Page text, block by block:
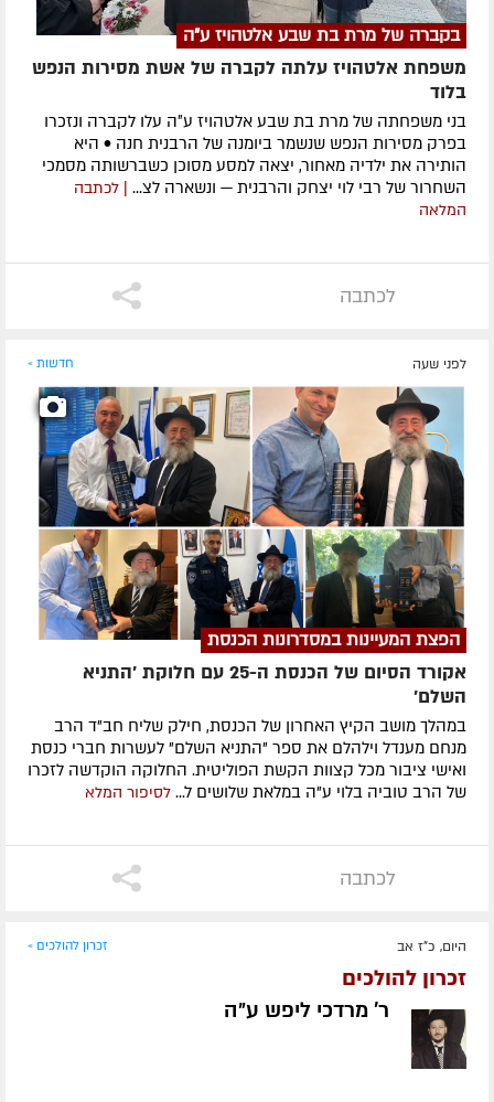
בקברה של מרת בת שבע אלטהויז ע"ה
משפחת אלטהויז עלתה לקברה של אשת מסירות הנפש
בלוד
בני משפחתה של מרת בת שבע אלטהויז ע״ה עלו לקברה ונזכרו
בפרק מסירות הנפש שנשמר ביומנה של הרבנית חנה • היא
הותירה את ילדיה מאחור, יצאה למסע מסוכן כשברשותה מסמכי
השחרור של רבי לוי יצחק והרבנית — ונשארה לצ... | לכתבה
המלאה
לכתבה
לפני שעה חדשות »
הפצת המעיינות במסדרונות הכנסת
אקורד הסיום של הכנסת ה-25 עם חלוקת 'התניא
השלם'
במהלך מושב הקיץ האחרון של הכנסת, חילק שליח חב"ד הרב
מנחם מענדל וילהלם את ספר "התניא השלם" לעשרות חברי כנסת
ואישי ציבור מכל קצוות הקשת הפוליטית. החלוקה הוקדשה לזכרו
של הרב טוביה בלוי ע"ה במלאת שלושים ל... לסיפור המלא
לכתבה
היום, כ"ז אב זכרון להולכים »
זכרון להולכים
ר' מרדכי ליפש ע״ה